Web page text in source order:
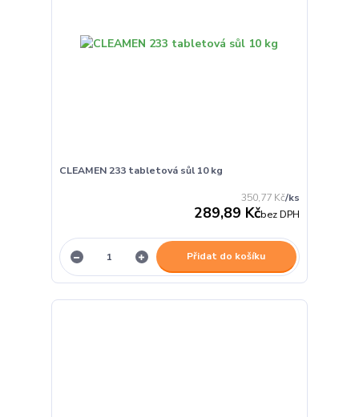
CLEAMEN 233 tabletová sůl 10 kg
350,77 Kč/ks
289,89 Kčbez DPH
Přidat do košíku